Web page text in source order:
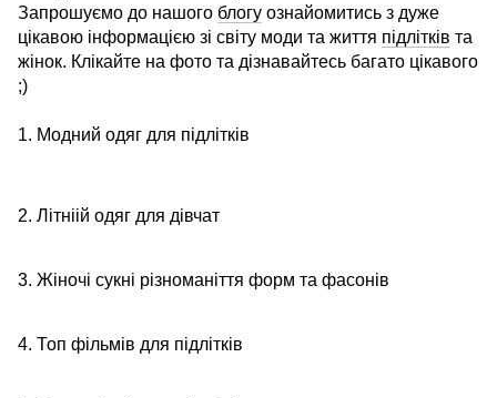
Запрошуємо до нашого блогу ознайомитись з дуже
цікавою інформацією зі світу моди та життя підлітків та
жінок. Клікайте на фото та дізнавайтесь багато цікавого
;)
1. Модний одяг для підлітків
2. Літніій одяг для дівчат
3. Жіночі сукні різноманіття форм та фасонів
4. Топ фільмів для підлітків